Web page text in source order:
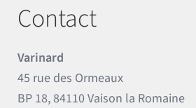
Contact
Varinard
45 rue des Ormeaux
BP 18, 84110 Vaison la Romaine